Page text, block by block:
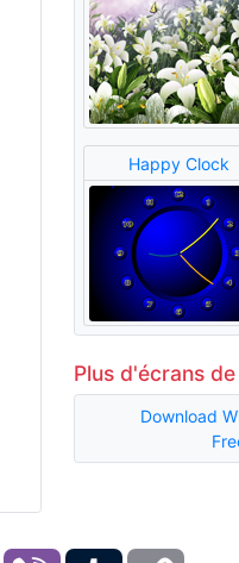
Happy Clock
Plus d'écrans
Download